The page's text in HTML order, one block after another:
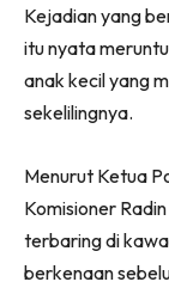
Kejadian yang
itu nyata
anak kecil yang
sekelilingnya.
Menurut Ketua
Komisioner
terbaring di
berkenaan